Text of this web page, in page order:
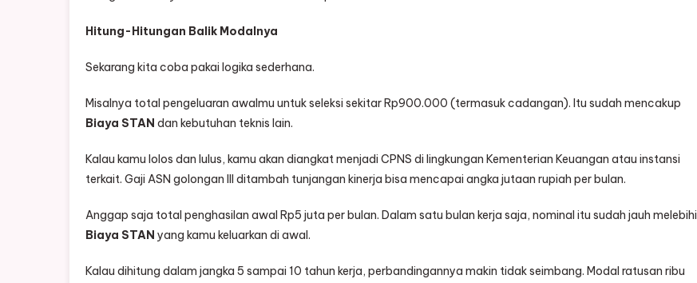
Hitung-Hitungan Balik Modalnya
Sekarang kita coba pakai logika sederhana.
Misalnya total pengeluaran awalmu untuk seleksi sekitar Rp900.000 (termasuk cadangan). Itu sudah mencakup
Biaya STAN dan kebutuhan teknis lain.
Kalau kamu lolos dan lulus, kamu akan diangkat menjadi CPNS di lingkungan Kementerian Keuangan atau instansi
terkait. Gaji ASN golongan III ditambah tunjangan kinerja bisa mencapai angka jutaan rupiah per bulan.
Anggap saja total penghasilan awal Rp5 juta per bulan. Dalam satu bulan kerja saja, nominal itu sudah jauh melebihi
Biaya STAN yang kamu keluarkan di awal.
Kalau dihitung dalam jangka 5 sampai 10 tahun kerja, perbandingannya makin tidak seimbang. Modal ratusan ribu